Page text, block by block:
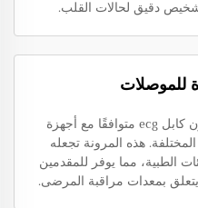
دقيق لحالات القلب.
للموصلات
بفضل تنوع أنواع الموصلات، يكون كابل ecg متوافقًا مع أجهزة
هذه المرونة تجعله
الطبية، مما يوفر للمقدمين
يتعلق بمعدات مراقبة المرضى.